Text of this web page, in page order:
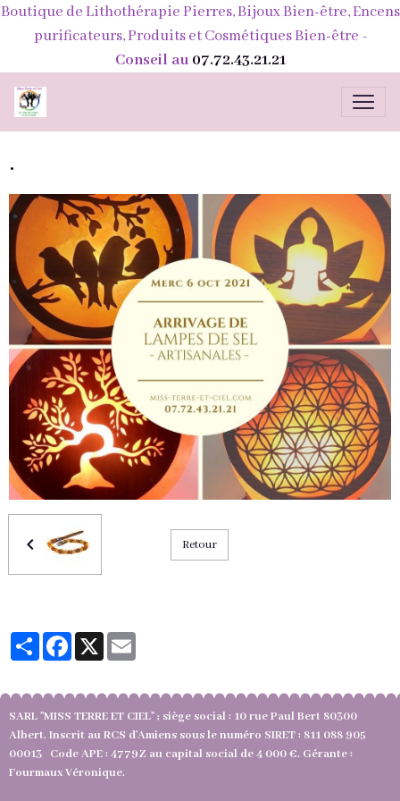
Boutique de Lithothérapie Pierres, Bijoux Bien-être, Encens
purificateurs, Produits et Cosmétiques Bien-être -
Conseil au 07.72.43.21.21
.
Retour
PartagerFacebook
X
SARL "MISS TERRE ET CIEL" ; siège social : 10 rue Paul Bert 80300
Albert. Inscrit au RCS d'Amiens sous le numéro SIRET : 811 088 905
00013 Code APE : 4779Z au capital social de 4 000 €. Gérante :
Fourmaux Véronique.